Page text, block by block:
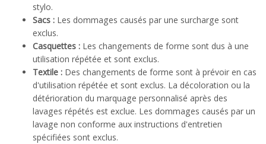
stylo.
Sacs : Les dommages causés par une surcharge sont
exclus.
Casquettes : Les changements de forme sont dus à une
utilisation répétée et sont exclus.
Textile : Des changements de forme sont à prévoir en cas
d'utilisation répétée et sont exclus. La décoloration ou la
détérioration du marquage personnalisé après des
lavages répétés est exclue. Les dommages causés par un
lavage non conforme aux instructions d'entretien
spécifiées sont exclus.